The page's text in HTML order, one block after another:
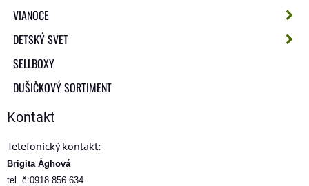
VIANOCE
DETSKÝ SVET
SELLBOXY
DUŠIČKOVÝ SORTIMENT
Kontakt
Telefonický kontakt:
Brigita Ághová
tel. č:0918 856 634